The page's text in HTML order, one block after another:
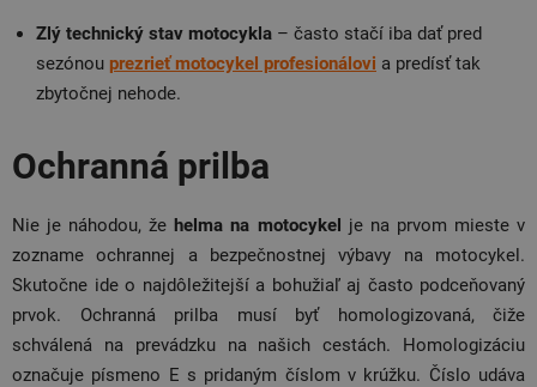
Zlý technický stav motocykla – často stačí iba dať pred
sezónou prezrieť motocykel profesionálovi a predísť tak
zbytočnej nehode.
Ochranná prilba
Nie je náhodou, žehelma na motocykel je na prvom mieste v
zozname ochrannej a bezpečnostnej výbavy na motocykel.
Skutočne ide o najdôležitejší a bohužiaľ aj často podceňovaný
prvok. Ochranná prilba musí byť homologizovaná, čiže
schválená na prevádzku na našich cestách. Homologizáciu
označuje písmeno E s pridaným číslom v krúžku. Číslo udáva